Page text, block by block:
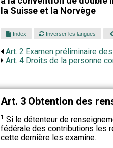
la Suisse et la Norvège
Index Inverser les langues
Art. 2 Examen préliminaire
Art. 4 Droits de la personne
Art. 3 Obtention des
1 Si le détenteur de
fédérale des contributions les
cette dernière les examine.